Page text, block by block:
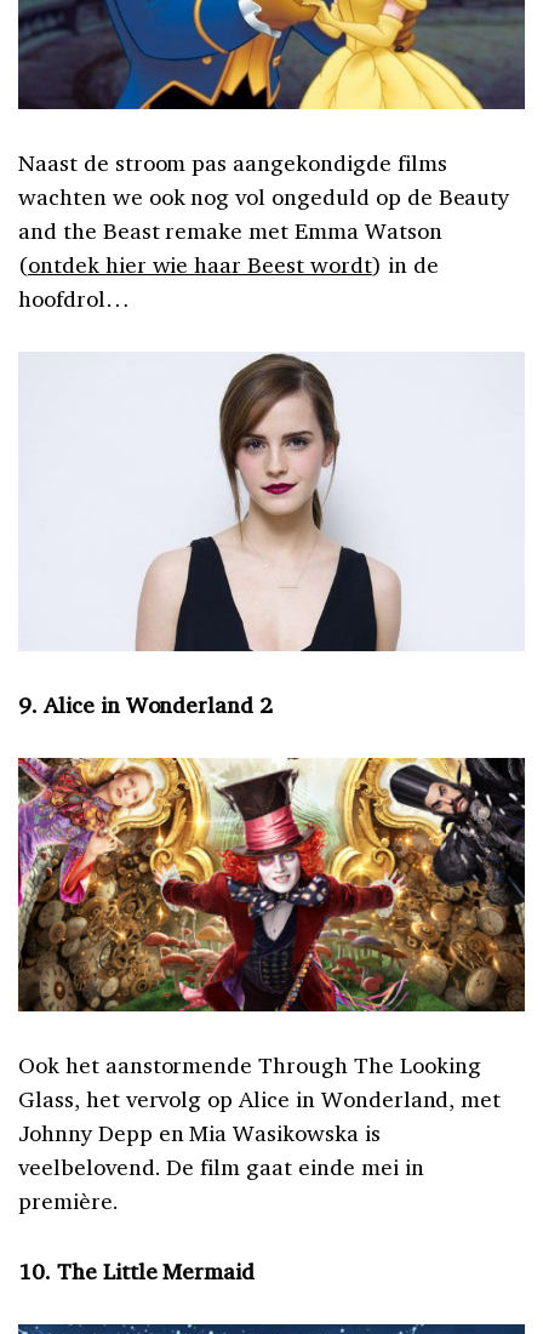
Naast de stroom pas aangekondigde films
wachten we ook nog vol ongeduld op de Beauty
and the Beast remake met Emma Watson
(ontdek hier wie haar Beest wordt) in de
hoofdrol…
9. Alice in Wonderland 2
Ook het aanstormende Through The Looking
Glass, het vervolg op Alice in Wonderland, met
Johnny Depp en Mia Wasikowska is
veelbelovend. De film gaat einde mei in
première.
10. The Little Mermaid